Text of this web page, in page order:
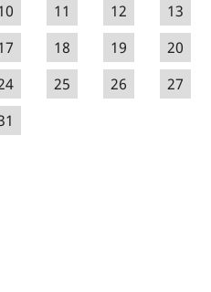
11 12
13
18 19
20
25 26
27